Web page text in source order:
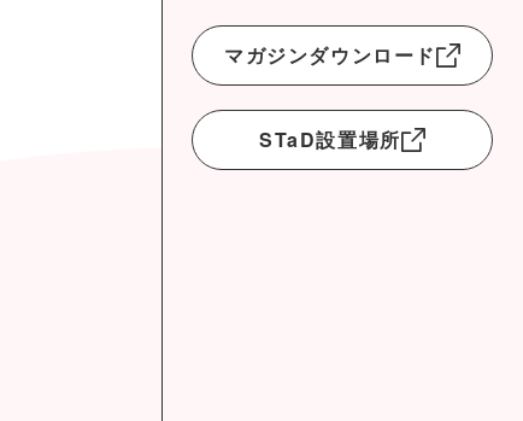
マガジンダウンロード
STaD設置場所